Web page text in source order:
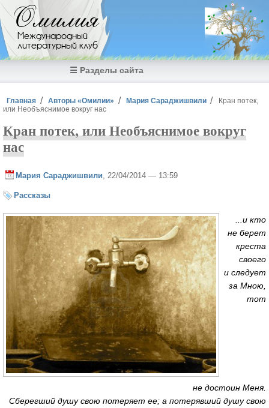
Перейти к основному содержанию
Омилия
Международный
литературный клуб
☰ Разделы сайта
Вы здесь
Главная Авторы «Омилии» Мария Сараджишвили
Кран потек,
или Необъяснимое вокруг нас
Кран потек, или Необъяснимое вокруг
нас
Мария Сараджишвили , 22/04/2014 — 13:59
Рассказы
...и кто
не берет
креста
своего
и следует
за Мною,
тот
не достоин Меня.
Сберегший душу свою потеряет ее; а потерявший душу свою